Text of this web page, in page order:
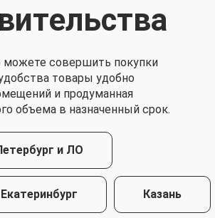
можете совершить покупки
товары удобно
и продуманная
объема в назначенный срок.
и ЛО
Екатеринбург Казань